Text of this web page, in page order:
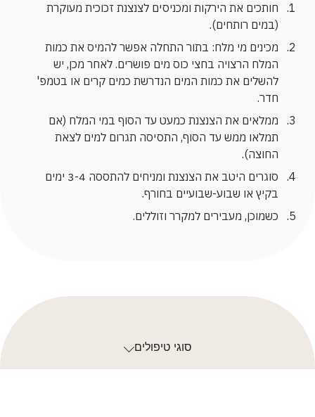
חותכים את הירקות ומכניסים לצנצנת זכוכית מעוקרת
(במים רותחים).
מכינים מי מלח: בתור התחלה אפשר להמיס את כמות
המלח הרצויה בחצי כוס מים פושרים. לאחר מכן, יש
להשלים את כמות המים הנדרשת כמים קרים או בטמפ'
חדר.
ממלאים את הצנצנת כמעט עד הסוף במי המלח (אם
תמלאו ממש עד הסוף, התסיסה תגרום למים לצאת
החוצה).
סוגרים היטב את הצנצנת ומניחים להתססה 3-4 ימים
בקיץ או שבוע-שבועיים בחורף.
כשמוכן, מעבירים למקרר וזוללים.
סוגי טיפולים